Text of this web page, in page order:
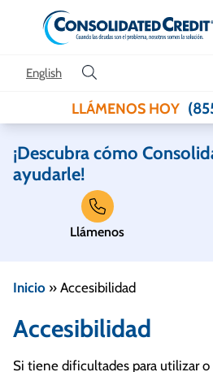
Skip to content
English
LLÁMENOS HOY
¡Descubra cómo
ayudarle!
Llámenos
Inicio » Accesibilidad
Accesibilidad
Si tiene dificultades para utilizar o